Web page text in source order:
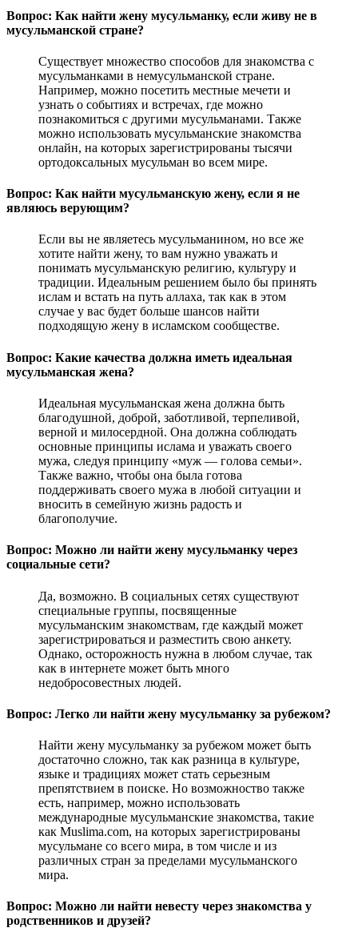
Вопрос: Как найти жену мусульманку, если живу не в
мусульманской стране?
Существует множество способов для знакомства с
мусульманками в немусульманской стране.
Например, можно посетить местные мечети и
узнать о событиях и встречах, где можно
познакомиться с другими мусульманами. Также
можно использовать мусульманские знакомства
онлайн, на которых зарегистрированы тысячи
ортодоксальных мусульман во всем мире.
Вопрос: Как найти мусульманскую жену, если я не
являюсь верующим?
Если вы не являетесь мусульманином, но все же
хотите найти жену, то вам нужно уважать и
понимать мусульманскую религию, культуру и
традиции. Идеальным решением было бы принять
ислам и встать на путь аллаха, так как в этом
случае у вас будет больше шансов найти
подходящую жену в исламском сообществе.
Вопрос: Какие качества должна иметь идеальная
мусульманская жена?
Идеальная мусульманская жена должна быть
благодушной, доброй, заботливой, терпеливой,
верной и милосердной. Она должна соблюдать
основные принципы ислама и уважать своего
мужа, следуя принципу «муж — голова семьи».
Также важно, чтобы она была готова
поддерживать своего мужа в любой ситуации и
вносить в семейную жизнь радость и
благополучие.
Вопрос: Можно ли найти жену мусульманку через
социальные сети?
Да, возможно. В социальных сетях существуют
специальные группы, посвященные
мусульманским знакомствам, где каждый может
зарегистрироваться и разместить свою анкету.
Однако, осторожность нужна в любом случае, так
как в интернете может быть много
недобросовестных людей.
Вопрос: Легко ли найти жену мусульманку за рубежом?
Найти жену мусульманку за рубежом может быть
достаточно сложно, так как разница в культуре,
языке и традициях может стать серьезным
препятствием в поиске. Но возможноство также
есть, например, можно использовать
международные мусульманские знакомства, такие
как Muslima.com, на которых зарегистрированы
мусульмане со всего мира, в том числе и из
различных стран за пределами мусульманского
мира.
Вопрос: Можно ли найти невесту через знакомства у
родственников и друзей?